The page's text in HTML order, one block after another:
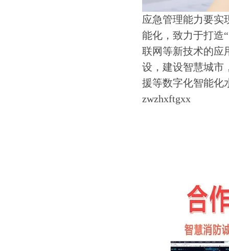
应急管理能力要实
能化，致力于打造
联网等新技术的应
设，建设智慧城市
援等数字化智能化
zwzhxftgxx